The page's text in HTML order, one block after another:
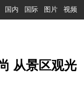
国内 国际 图片 视频
从景区观光